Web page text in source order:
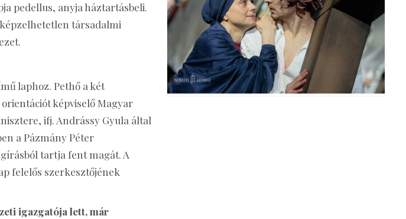
pedellus, anyja háztartásbeli.
társadalmi
laphoz. Pethő a két
képviselő Magyar
ifj. Andrássy Gyula által
a Pázmány Péter
tartja fent magát. A
felelős szerkesztőjének
igazgatója lett, már